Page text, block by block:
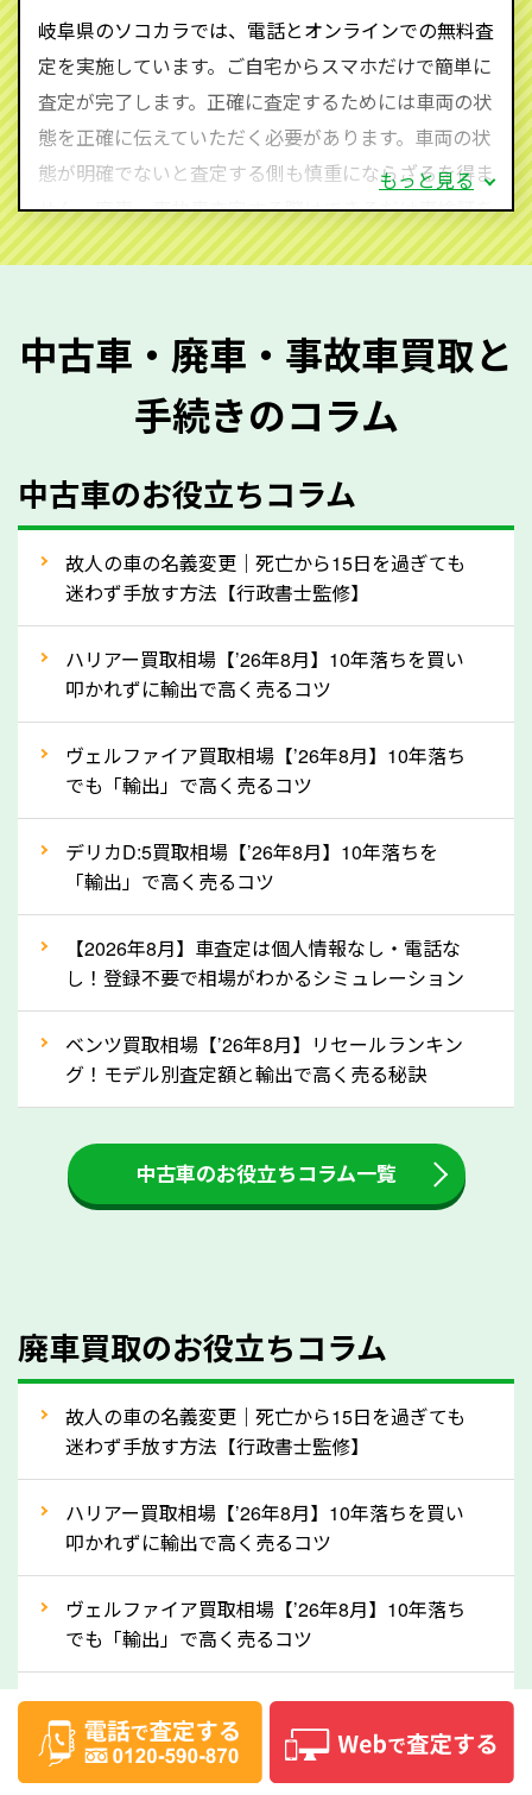
590-870）までお問い合わせ下さい。
査定・ご相談・見積もりはすべて無料で行います。安
心してお問い合わせください。
岐阜県のソコカラでは、電話とオンラインでの無料査
定を実施しています。ご自宅からスマホだけで簡単に
査定が完了します。正確に査定するためには車両の状
態を正確に伝えていただく必要があります。車両の状
態が明確でないと査定する側も慎重にならざるを得ま
せん。廃車・事故車査定する際はできるだけ車検証を
ご準備ください。車検証があることで車両状態や年式
質問させていただく内容は以下の通りとなります。
メーカー／車種
型式／グレード
走行距離（例：約〇万キロ）
車検の満了日
内装や外装の状態
定を行い高価買取価格をつけやすくなります。
ってきます！
自動車税の還付金は、先に年払いしていた自動車税が
月割りで返還されるものです。ですから、自動車税の
還付金は早めに売却するほど多く還付されます。不要
な車は早めに廃車手続きをしたほうが良いでしょう。
③自動車税の還付金の扱いについて確認し
ましょう！
車を廃車にすると、自動車税の還付金を受け取ること
ができる場合があります。廃車買取業者の中には、還
付金をお客様に返還しない業者もあります。廃車査定
をする際には、自動車税の還付金の返還があるかどう
かを確認するようにしてください。岐阜県のソコカラ
人気の車種は廃車の状態でも、高価買取が可能です。
産車は高く買取が可能です。「廃車＝買取できない」
なら廃車の車も適正価格で買取できます。他社で買取
拒否となった車も価格がつく可能性があるので、諦め
ずに岐阜県の「ソコカラ」にご相談ください。古い車
でも高価買取が可能なケースは珍しくないため、まず
はWebで簡単にできる無料査定をお試しください。
実績」で確認できます。
⑤車内の簡単な清掃で買取価格アップも！
もっと見る
中古車・廃車・事故車買取と
手続きのコラム
中古車のお役立ちコラム
故人の車の名義変更｜死亡から15日を過ぎても
迷わず手放す方法【行政書士監修】
ハリアー買取相場【’26年8月】10年落ちを買い
叩かれずに輸出で高く売るコツ
ヴェルファイア買取相場【’26年8月】10年落ち
でも「輸出」で高く売るコツ
デリカD:5買取相場【’26年8月】10年落ちを
「輸出」で高く売るコツ
【2026年8月】車査定は個人情報なし・電話な
し！登録不要で相場がわかるシミュレーション
ベンツ買取相場【’26年8月】リセールランキン
グ！モデル別査定額と輸出で高く売る秘訣
中古車のお役立ちコラム一覧
廃車買取のお役立ちコラム
故人の車の名義変更｜死亡から15日を過ぎても
迷わず手放す方法【行政書士監修】
ハリアー買取相場【’26年8月】10年落ちを買い
叩かれずに輸出で高く売るコツ
ヴェルファイア買取相場【’26年8月】10年落ち
でも「輸出」で高く売るコツ
デリカD:5買取相場【’26年8月】10年落ちを
「輸出」で高く売るコツ